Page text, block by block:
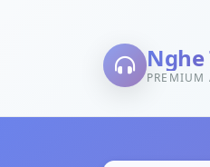
Nghe
PREMIUM